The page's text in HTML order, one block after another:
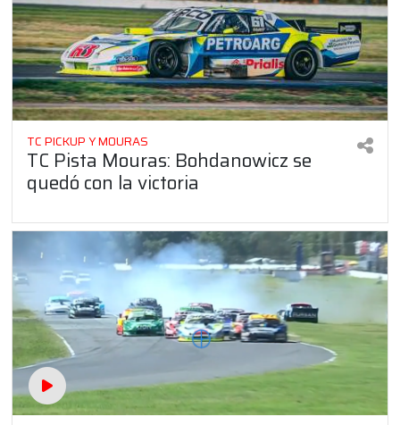
TC PICKUP Y MOURAS
TC Pista Mouras: Bohdanowicz se
quedó con la victoria